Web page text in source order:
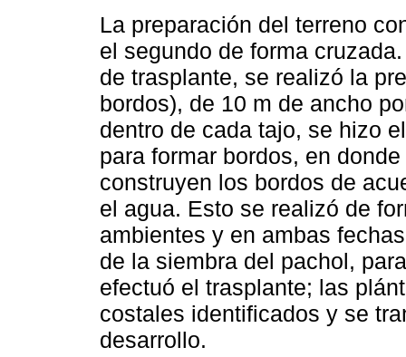
La preparación del terreno
el segundo de forma
de trasplante, se realizó la
bordos), de 10 m de ancho
dentro de cada tajo, se hizo
para formar bordos, en
construyen los bordos de
el agua. Esto se realizó de
ambientes y en ambas
de la siembra del pachol,
efectuó el trasplante; las
costales identificados y se
desarrollo.